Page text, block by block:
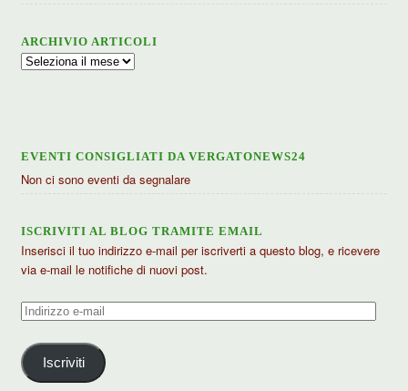
ARCHIVIO ARTICOLI
Archivio
EVENTI CONSIGLIATI DA VERGATONEWS24
Non ci sono eventi da segnalare
ISCRIVITI AL BLOG TRAMITE EMAIL
Inserisci il tuo indirizzo e-mail per iscriverti a questo blog, e ricevere
via e-mail le notifiche di nuovi post.
Indirizzo
mail
Iscriviti